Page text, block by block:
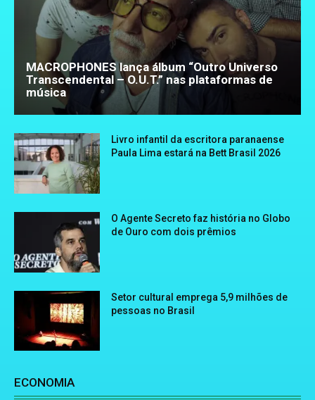
MACROPHONES lança álbum “Outro Universo
Transcendental – O.U.T.” nas plataformas de
música
Livro infantil da escritora paranaense
Paula Lima estará na Bett Brasil 2026
O Agente Secreto faz história no Globo
de Ouro com dois prêmios
Setor cultural emprega 5,9 milhões de
pessoas no Brasil
ECONOMIA